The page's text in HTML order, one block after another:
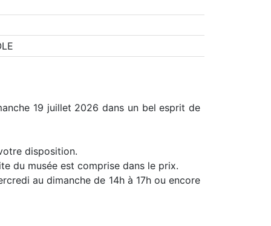
19 juillet 2026 dans un bel esprit de
disposition.
du musée est comprise dans le prix.
au dimanche de 14h à 17h ou encore